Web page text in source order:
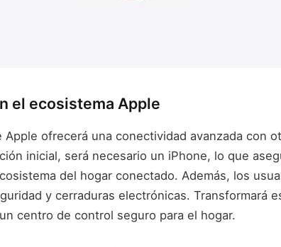
el ecosistema Apple
ofrecerá una conectividad avanzada con
inicial, será necesario un iPhone, lo que
del hogar conectado. Además, los
y cerraduras electrónicas. Transformará
centro de control seguro para el hogar.